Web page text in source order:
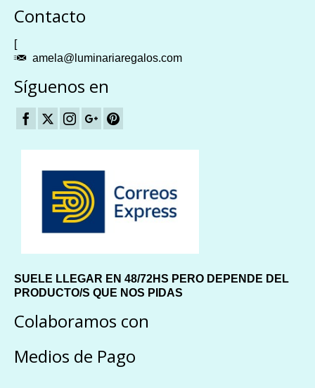
Contacto
[
amela@luminariaregalos.com
Síguenos en
SUELE LLEGAR EN 48/72HS PERO DEPENDE DEL
PRODUCTO/S QUE NOS PIDAS
Colaboramos con
Medios de Pago